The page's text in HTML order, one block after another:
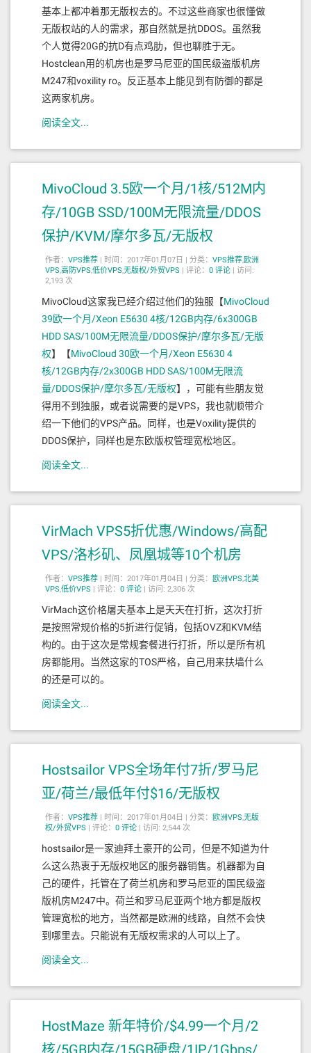
基本上都冲着那无版权去的。不过这些商家也很懂做
无版权站的人的需求，那自然就是抗DDOS。虽然我
个人觉得20G的抗D有点鸡肋，但也聊胜于无。
Hostclean用的机房也是罗马尼亚的国民级盗版机房
M247和voxility ro。反正基本上能见到有防御的都是
这两家机房。
阅读全文...
MivoCloud 3.5欧一个月/1核/512M内
存/10GB SSD/100M无限流量/DDOS
保护/KVM/摩尔多瓦/无版权
作者： VPS推荐 | 时间：2017年01月07日 | 分类： VPS推荐,欧洲
VPS,高防VPS,低价VPS,无版权/外贸VPS | 评论： 0 评论 | 访问:
2,193 次
MivoCloud这家我已经介绍过他们的独服【MivoCloud
39欧一个月/Xeon E5630 4核/12GB内存/6x300GB
HDD SAS/100M无限流量/DDOS保护/摩尔多瓦/无版
权】【MivoCloud 30欧一个月/Xeon E5630 4
核/12GB内存/2x300GB HDD SAS/100M无限流
量/DDOS保护/摩尔多瓦/无版权】，可能有些朋友觉
得用不到独服，或者说需要的是VPS，我也就顺带介
绍一下他们的VPS产品。同样，也是Voxility提供的
DDOS保护，同样也是东欧版权管理宽松地区。
阅读全文...
VirMach VPS5折优惠/Windows/高配
VPS/洛杉矶、凤凰城等10个机房
作者： VPS推荐 | 时间：2017年01月04日 | 分类： 欧洲VPS,北美
VPS,低价VPS | 评论： 0 评论 | 访问: 2,306 次
VirMach这价格屠夫基本上是天天在打折，这次打折
是按照常规价格的5折进行促销，包括OVZ和KVM结
构的。由于这次是常规套餐进行打折，所以是所有机
房都能用。当然这家的TOS严格，自己用来扶墙什么
的还是可以的。
阅读全文...
Hostsailor VPS全场年付7折/罗马尼
亚/荷兰/最低年付$16/无版权
作者： VPS推荐 | 时间：2017年01月04日 | 分类： 欧洲VPS,无版
权/外贸VPS | 评论： 0 评论 | 访问: 2,544 次
hostsailor是一家迪拜土豪开的公司，但是不知道为什
么这么热衷于无版权地区的服务器销售。机器都为自
己的硬件，托管在了荷兰机房和罗马尼亚的国民级盗
版机房M247中。荷兰和罗马尼亚两个地方都是版权
管理宽松的地方，当然都是欧洲的线路，自然不会快
到哪里去。只能说有无版权需求的人可以上了。
阅读全文...
HostMaze 新年特价/$4.99一个月/2
核/5GB内存/15GB硬盘/1IP/1Gbps/